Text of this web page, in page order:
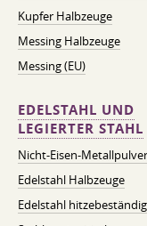
Kupfer Halbzeuge
Messing Halbzeuge
Messing (EU)
EDELSTAHL UND
LEGIERTER STAHL
Nicht-Eisen-Metallpulver
Edelstahl Halbzeuge
Edelstahl hitzebeständig